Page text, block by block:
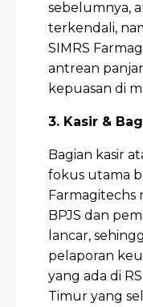
sebelumnya,
terkendali,
SIMRS
antrean
kepuasan di
3. Kasir &
Bagian kasir
fokus utama
Farmagitechs
BPJS dan
lancar,
pelaporan
yang ada di
Timur yang